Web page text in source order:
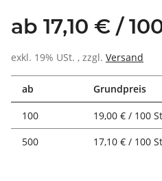
ab 17,10 € /
exkl. 19% USt. , zzgl. Versand
ab Grundpreis
100
19,00 € / 100
500
17,10 € / 100